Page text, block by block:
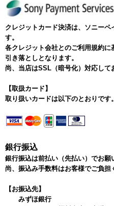
クレジットカード決済は、ソニー
す。
各クレジット会社とのご利用規約
引き落としとなります。
尚、当店はSSL（暗号化）対応して
【取扱カード】
取り扱いカードは以下のとおりです。
銀行振込
銀行振込は前払い（先払い）でお願
尚、振込み手数料はお客様でご負担
【お振込先】
みずほ銀行